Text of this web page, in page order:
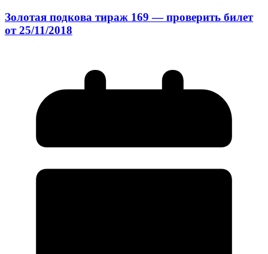
Золотая подкова тираж 169 — проверить билет
от 25/11/2018